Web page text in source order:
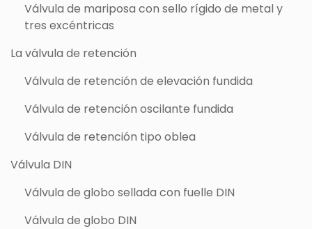
Válvula de mariposa con sello rígido de metal y
tres excéntricas
La válvula de retención
Válvula de retención de elevación fundida
Válvula de retención oscilante fundida
Válvula de retención tipo oblea
Válvula DIN
Válvula de globo sellada con fuelle DIN
Válvula de globo DIN